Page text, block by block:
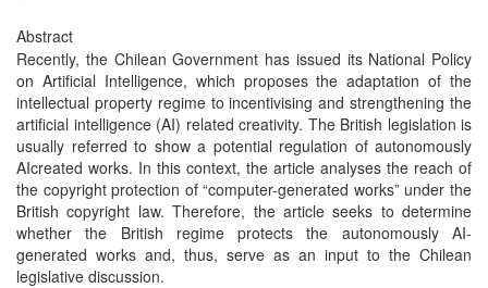
Abstract
Recently, the Chilean Government has issued its National Policy
on Artificial Intelligence, which proposes the adaptation of the
intellectual property regime to incentivising and strengthening the
artificial intelligence (AI) related creativity. The British legislation is
usually referred to show a potential regulation of autonomously
AIcreated works. In this context, the article analyses the reach of
the copyright protection of “computer-generated works” under the
British copyright law. Therefore, the article seeks to determine
whether the British regime protects the autonomously AI-
generated works and, thus, serve as an input to the Chilean
legislative discussion.